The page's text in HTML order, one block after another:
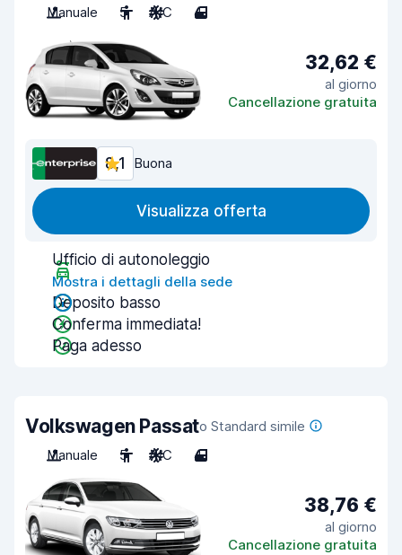
Manuale
5 A/C 4
32,62 €
al giorno
Cancellazione gratuita
8,1 Buona
Visualizza offerta
Ufficio di autonoleggio
Mostra i dettagli della sede
Deposito basso
Conferma immediata!
Paga adesso
Volkswagen Passato Standard simile
Manuale
5 A/C 4
38,76 €
al giorno
Cancellazione gratuita